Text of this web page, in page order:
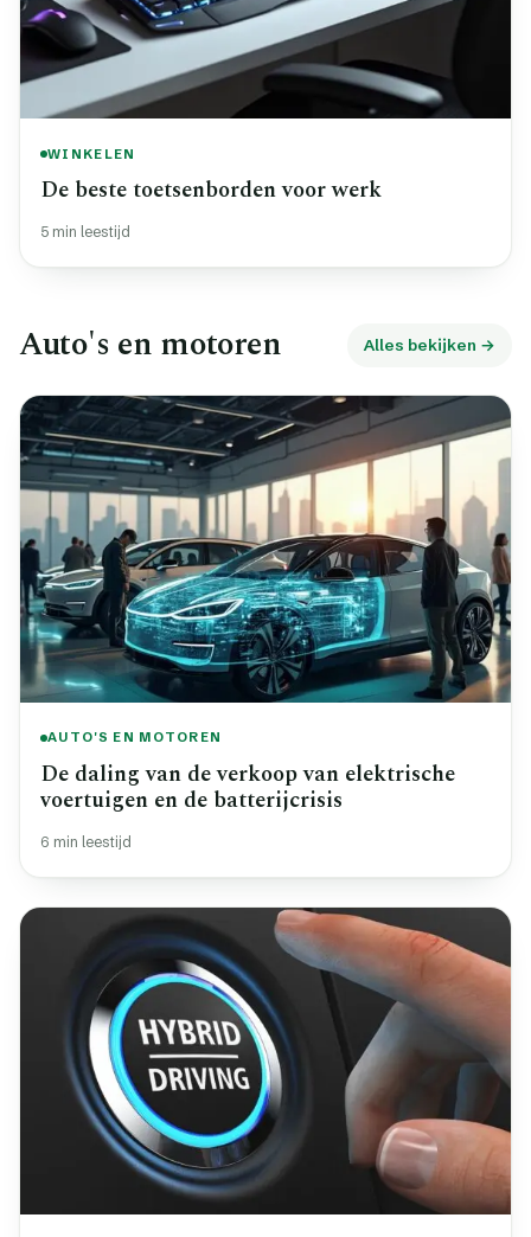
WINKELEN
De beste toetsenborden voor werk
5 min leestijd
Auto's en motoren Alles bekijken →
AUTO'S EN MOTOREN
De daling van de verkoop van elektrische
voertuigen en de batterijcrisis
6 min leestijd